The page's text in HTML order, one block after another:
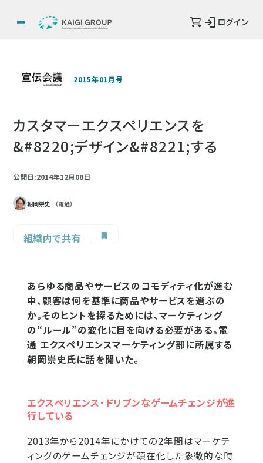
ログイン
2015年01月号
カスタマーエクスペリエンスを
&#8220;デザイン&#8221;する
公開日:2014年12月08日
朝岡崇史 （電通）
組織内で共有
あらゆる商品やサービスのコモディティ化が進む
中、顧客は何を基準に商品やサービスを選ぶの
か。そのヒントを探るためには、マーケティング
の“ルール”の変化に目を向ける必要がある。電
通 エクスペリエンスマーケティング部に所属する
朝岡崇史氏に話を聞いた。
エクスペリエンス・ドリブンなゲームチェンジが進
行している
2013年から2014年にかけての2年間はマーケテ
ィングのゲームチェンジが顕在化した象徴的な時